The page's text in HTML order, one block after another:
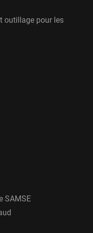
outillage pour les
SAMSE